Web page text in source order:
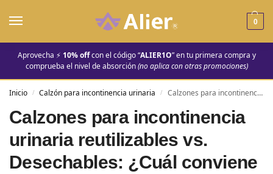
0
Aprovecha ⚡ 10% offcon el código “ALIER1O” en tu primera compra y
comprueba el nivel de absorción(no aplica con otras promociones)
Inicio / Calzón para incontinencia urinaria / Calzones para incontinencia urinaria reutilizables vs. Desechables: ¿Cuál conviene más en 2025?
Calzones para incontinencia
urinaria reutilizables vs.
Desechables: ¿Cuál conviene